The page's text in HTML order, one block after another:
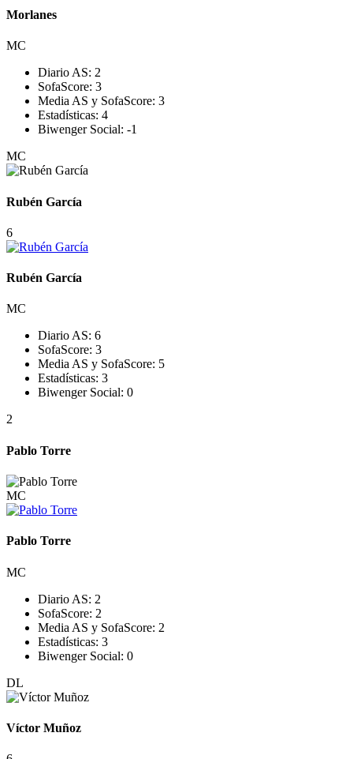
Morlanes
MC
Diario AS: 2
SofaScore: 3
Media AS y SofaScore: 3
Estadísticas: 4
Biwenger Social: -1
MC
Rubén García
6
Rubén García
MC
Diario AS: 6
SofaScore: 3
Media AS y SofaScore: 5
Estadísticas: 3
Biwenger Social: 0
2
Pablo Torre
MC
Pablo Torre
MC
Diario AS: 2
SofaScore: 2
Media AS y SofaScore: 2
Estadísticas: 3
Biwenger Social: 0
DL
Víctor Muñoz